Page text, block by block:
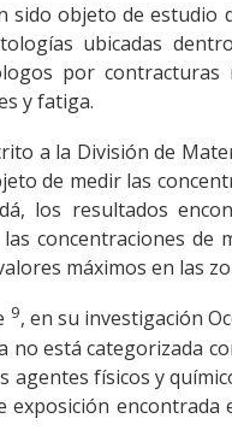
sido objeto de
ubicadas
por contracturas
y fatiga.
a la División de
de medir las
los resultados
concentraciones
máximos en las
9, en su investigación
no está categorizada
agentes físicos y
encontrada